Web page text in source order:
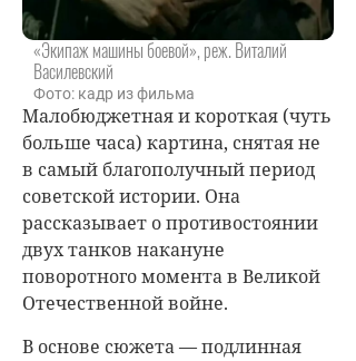
«Экипаж машины боевой», реж. Виталий
Василевский
Фото: кадр из фильма
Малобюджетная и короткая (чуть
больше часа) картина, снятая не
в самый благополучный период
советской истории. Она
рассказывает о противостоянии
двух танков накануне
поворотного момента в Великой
Отечественной войне.
В основе сюжета — подлинная